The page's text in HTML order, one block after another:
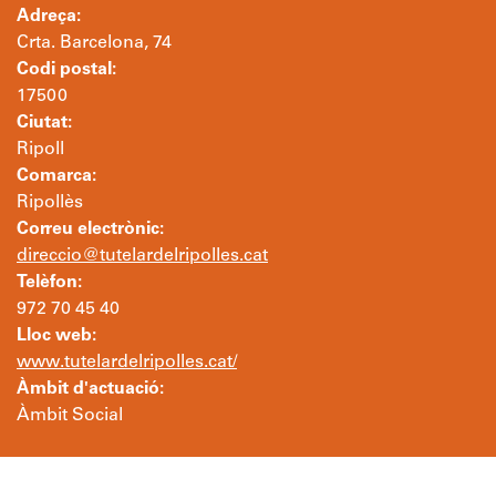
Adreça:
Crta. Barcelona, 74
Codi postal:
17500
Ciutat:
Ripoll
Comarca:
Ripollès
Correu electrònic:
direccio@tutelardelripolles.cat
Telèfon:
972 70 45 40
Lloc web:
www.tutelardelripolles.cat/
Àmbit d'actuació:
Àmbit Social